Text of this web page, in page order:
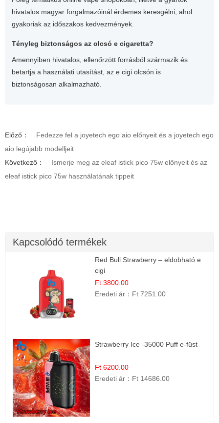
hivatalos magyar forgalmazóinál érdemes keresgélni, ahol
gyakoriak az időszakos kedvezmények.
Tényleg biztonságos az olcsó e cigaretta?
Amennyiben hivatalos, ellenőrzött forrásból származik és
betartja a használati utasítást, az e cigi olcsón is
biztonságosan alkalmazható.
Előző：
Fedezze fel a joyetech ego aio előnyeit és a joyetech ego
aio legújabb modelljeit
Következő：
Ismerje meg az eleaf istick pico 75w előnyeit és az
eleaf istick pico 75w használatának tippeit
Kapcsolódó termékek
Red Bull Strawberry – eldobható e
cigi
Ft 3800.00
Eredeti ár： Ft 7251.00
Strawberry Ice -35000 Puff e-füst
Ft 6200.00
Eredeti ár： Ft 14686.00